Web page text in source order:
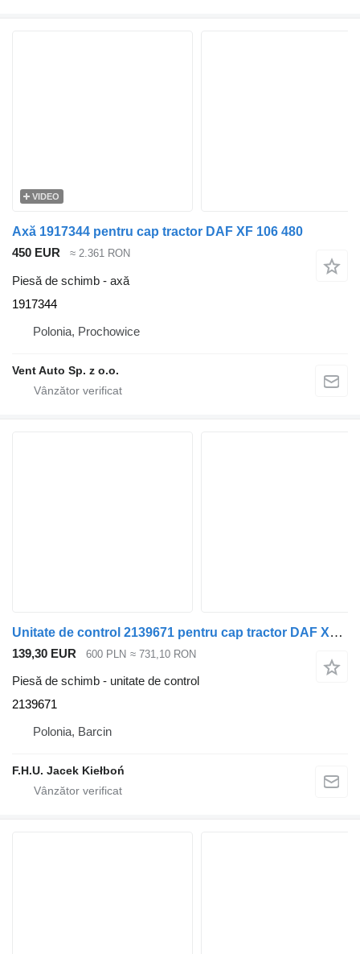
VIDEO
Axă 1917344 pentru cap tractor DAF XF 106 480
450 EUR
≈ 2.361 RON
Piesă de schimb - axă
1917344
Polonia, Prochowice
Vent Auto Sp. z o.o.
Unitate de control 2139671 pentru cap tractor DAF XF 106
139,30 EUR 600 PLN ≈ 731,10 RON
Piesă de schimb - unitate de control
2139671
Polonia, Barcin
F.H.U. Jacek Kiełboń